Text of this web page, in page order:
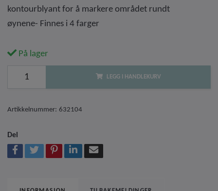
kontourblyant for å markere området rundt
øynene- Finnes i 4 farger
På lager
LEGG I HANDLEKURV
Artikkelnummer: 632104
Del